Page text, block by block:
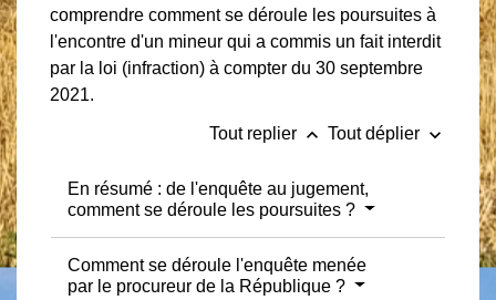
comprendre comment se déroule les poursuites à
l'encontre d'un mineur qui a commis un fait interdit
par la loi (infraction) à compter du 30 septembre
2021.
Tout replier keyboard_arrow_up Tout déplier keyboard_arrow_down
En résumé : de l'enquête au jugement,
comment se déroule les poursuites ?
Comment se déroule l'enquête menée
par le procureur de la République ?